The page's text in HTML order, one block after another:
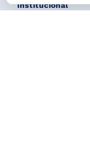
Institucional